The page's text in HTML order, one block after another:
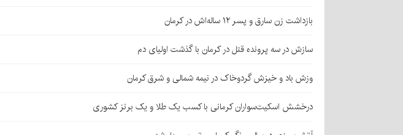
بازداشت زن سارق و پسر ۱۲ ساله‌اش در کرمان
سازش در سه پرونده قتل در کرمان با گذشت اولیای دم
وزش باد و خیزش گردوخاک در نیمه شمالی و شرق کرمان
درخشش اسکیت‌سواران کرمانی با کسب یک طلا و یک برنز کشوری